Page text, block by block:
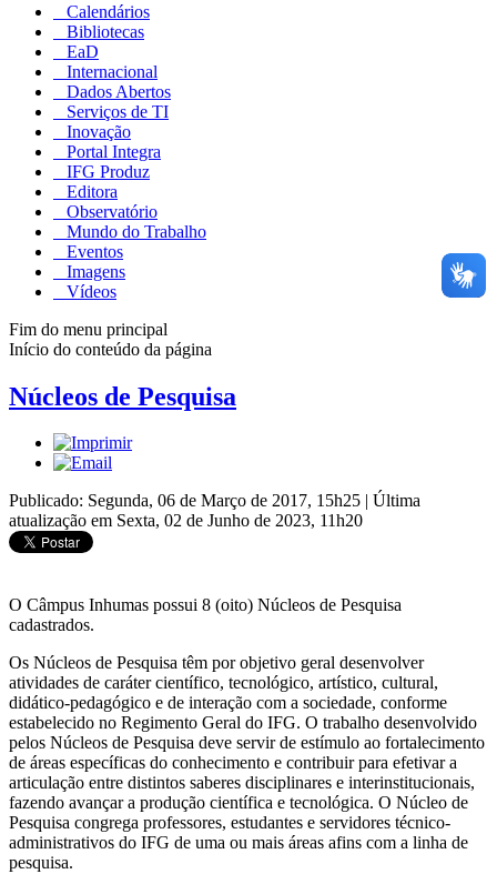
Calendários
Bibliotecas
EaD
Internacional
Dados Abertos
Serviços de TI
Inovação
Portal Integra
IFG Produz
Editora
Observatório
Mundo do Trabalho
Eventos
Imagens
Vídeos
Fim do menu principal
Início do conteúdo da página
Núcleos de Pesquisa
Publicado: Segunda, 06 de Março de 2017, 15h25 | Última
atualização em Sexta, 02 de Junho de 2023, 11h20
O Câmpus Inhumas possui 8 (oito) Núcleos de Pesquisa
cadastrados.
Os Núcleos de Pesquisa têm por objetivo geral desenvolver
atividades de caráter científico, tecnológico, artístico, cultural,
didático-pedagógico e de interação com a sociedade, conforme
estabelecido no Regimento Geral do IFG. O trabalho desenvolvido
pelos Núcleos de Pesquisa deve servir de estímulo ao fortalecimento
de áreas específicas do conhecimento e contribuir para efetivar a
articulação entre distintos saberes disciplinares e interinstitucionais,
fazendo avançar a produção científica e tecnológica. O Núcleo de
Pesquisa congrega professores, estudantes e servidores técnico-
administrativos do IFG de uma ou mais áreas afins com a linha de
pesquisa.